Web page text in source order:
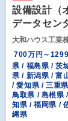
設備設計（
データセン
大和ハウス工業
700万円～
県 / 福島県 / 茨
県 / 新潟県 / 富
/ 愛知県 / 三重
鳥取県 / 島根県
知県 / 福岡県 /
縄県